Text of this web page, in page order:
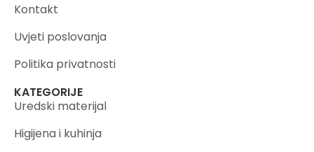
Kontakt
Uvjeti poslovanja
Politika privatnosti
KATEGORIJE
Uredski materijal
Higijena i kuhinja